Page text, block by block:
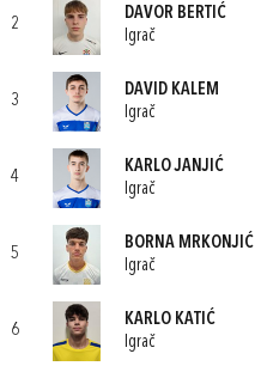
2
DAVOR BERTIĆ
Igrač
3
DAVID KALEM
Igrač
4
KARLO JANJIĆ
Igrač
5
BORNA MRKONJIĆ
Igrač
6
KARLO KATIĆ
Igrač